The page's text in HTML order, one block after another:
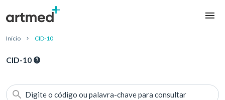
Início CID-10
CID-10
Digite o código ou palavra-chave para consultar